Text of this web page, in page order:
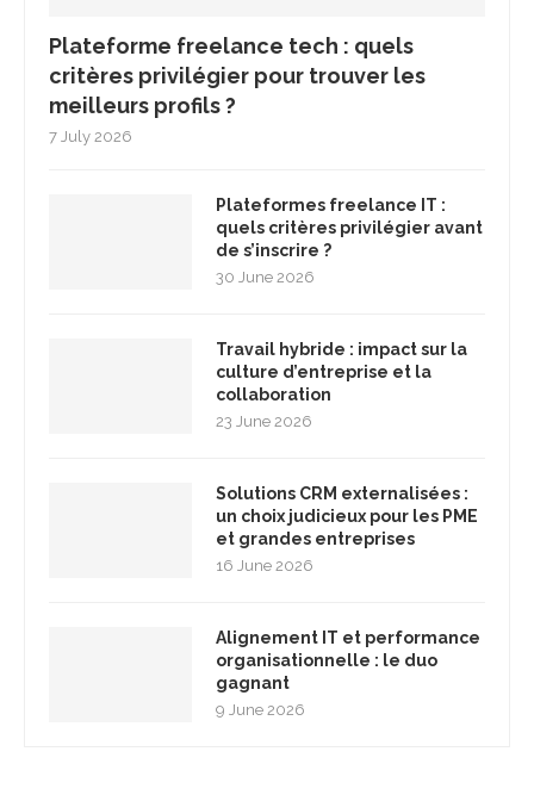
Plateforme freelance tech : quels
critères privilégier pour trouver les
meilleurs profils ?
7 July 2026
Plateformes freelance IT :
quels critères privilégier avant
de s’inscrire ?
30 June 2026
Travail hybride : impact sur la
culture d’entreprise et la
collaboration
23 June 2026
Solutions CRM externalisées :
un choix judicieux pour les PME
et grandes entreprises
16 June 2026
Alignement IT et performance
organisationnelle : le duo
gagnant
9 June 2026